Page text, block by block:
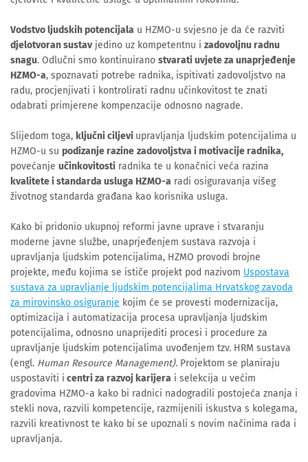
Vodstvo ljudskih potencijala u HZMO-u svjesno je da će razviti
djelotvoran sustav jedino uz kompetentnu i zadovoljnu radnu
snagu. Odlučni smo kontinuirano stvarati uvjete za unaprjeđenje
HZMO-a, spoznavati potrebe radnika, ispitivati zadovoljstvo na
radu, procjenjivati i kontrolirati radnu učinkovitost te znati
odabrati primjerene kompenzacije odnosno nagrade.
Slijedom toga, ključni ciljevi upravljanja ljudskim potencijalima u
HZMO-u su podizanje razine zadovoljstva i motivacije radnika,
povećanje učinkovitosti radnika te u konačnici veća razina
kvalitete i standarda usluga HZMO-a radi osiguravanja višeg
životnog standarda građana kao korisnika usluga.
Kako bi pridonio ukupnoj reformi javne uprave i stvaranju
moderne javne službe, unaprjeđenjem sustava razvoja i
upravljanja ljudskim potencijalima, HZMO provodi brojne
projekte, među kojima se ističe projekt pod nazivom Uspostava
sustava za upravljanje ljudskim potencijalima Hrvatskog zavoda
za mirovinsko osiguranje kojim će se provesti modernizacija,
optimizacija i automatizacija procesa upravljanja ljudskim
potencijalima, odnosno unaprijediti procesi i procedure za
upravljanje ljudskim potencijalima uvođenjem tzv. HRM sustava
(engl. Human Resource Management). Projektom se planiraju
uspostaviti i centri za razvoj karijera i selekcija u većim
gradovima HZMO-a kako bi radnici nadogradili postojeća znanja i
stekli nova, razvili kompetencije, razmijenili iskustva s kolegama,
razvili kreativnost te kako bi se upoznali s novim načinima rada i
upravljanja.